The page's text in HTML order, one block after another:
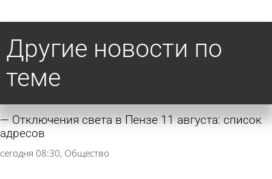
Другие новости по
теме
Отключения света в Пензе 11 августа: список
адресов
сегодня 08:30 Общество